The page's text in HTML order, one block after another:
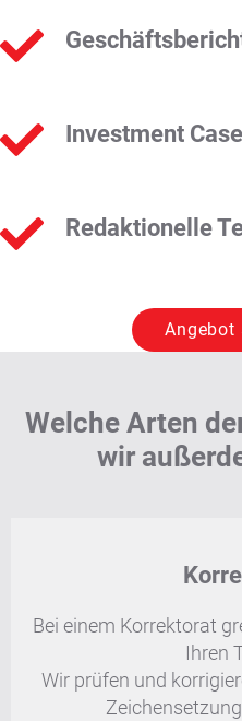
Investment
Redaktionelle
Angebot
Welche Arten
wir
Bei einem Korrektorat
Ihren
Wir prüfen und